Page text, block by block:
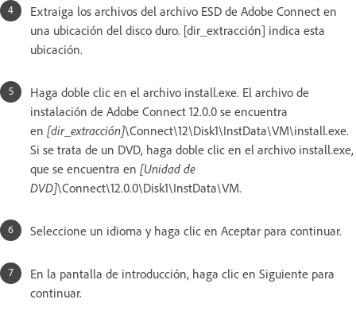
Extraiga los archivos del archivo ESD de Adobe Connect en
una ubicación del disco duro. [dir_extracción] indica esta
ubicación.
Haga doble clic en el archivo install.exe. El archivo de
instalación de Adobe Connect 12.0.0 se encuentra
en [dir_extracción]\Connect\12\Disk1\InstData\VM\install.exe.
Si se trata de un DVD, haga doble clic en el archivo install.exe,
que se encuentra en [Unidad de
DVD]\Connect\12.0.0\Disk1\InstData\VM.
Seleccione un idioma y haga clic en Aceptar para continuar.
En la pantalla de introducción, haga clic en Siguiente para
continuar.